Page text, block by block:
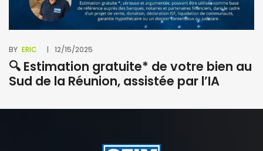
BY ERIC 12/15/2025
🔍 Estimation gratuite* de votre bien au
Sud de la Réunion, assistée par l’IA